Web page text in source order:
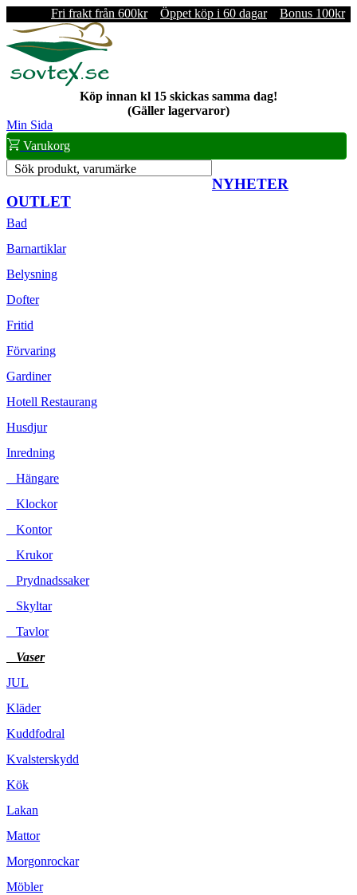
Fri frakt från 600kr Öppet köp i 60 dagar Bonus 100kr
Köp innan kl 15 skickas samma dag!
(Gäller lagervaror)
Min Sida
Varukorg
Sök produkt, varumärke
NYHETER
OUTLET
Bad
Barnartiklar
Belysning
Dofter
Fritid
Förvaring
Gardiner
Hotell Restaurang
Husdjur
Inredning
Hängare
Klockor
Kontor
Krukor
Prydnadssaker
Skyltar
Tavlor
Vaser
JUL
Kläder
Kuddfodral
Kvalsterskydd
Kök
Lakan
Mattor
Morgonrockar
Möbler